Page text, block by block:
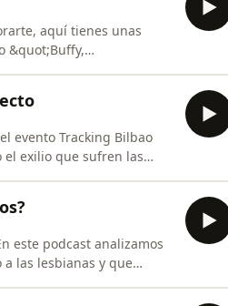
aquí tienes unas
&quot;Buffy,
evento Tracking Bilbao
el exilio que sufren las
este podcast analizamos
las lesbianas y que